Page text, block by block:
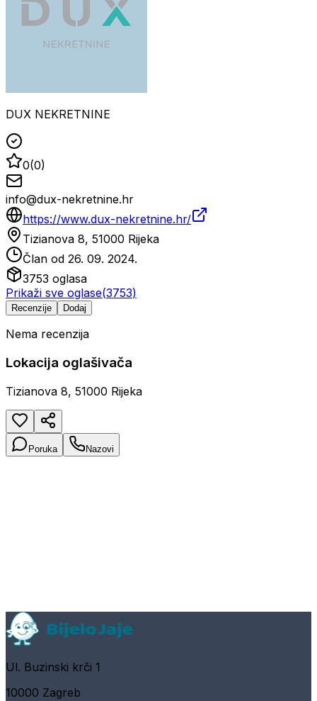
DUX NEKRETNINE
0(0)
info@dux-nekretnine.hr
https://www.dux-nekretnine.hr/
Tizianova 8, 51000 Rijeka
Član od 26. 09. 2024.
3753 oglasa
Prikaži sve oglase(3753)
Recenzije Dodaj
Nema recenzija
Lokacija oglašivača
Tizianova 8, 51000 Rijeka
Poruka Nazovi
Ul. Buzinski krči 1
10000 Zagreb